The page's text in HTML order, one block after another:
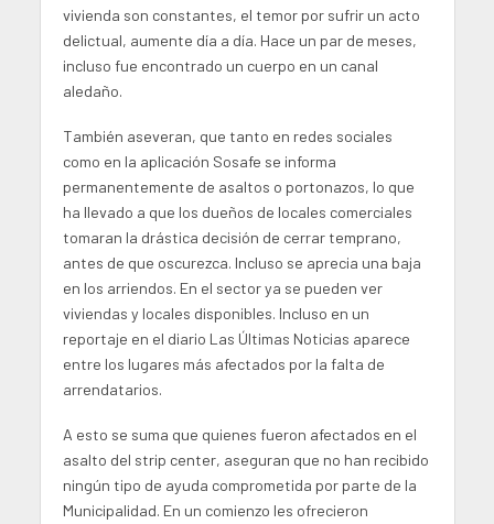
vivienda son constantes, el temor por sufrir un acto
delictual, aumente día a día. Hace un par de meses,
incluso fue encontrado un cuerpo en un canal
aledaño.
También aseveran, que tanto en redes sociales
como en la aplicación Sosafe se informa
permanentemente de asaltos o portonazos, lo que
ha llevado a que los dueños de locales comerciales
tomaran la drástica decisión de cerrar temprano,
antes de que oscurezca. Incluso se aprecia una baja
en los arriendos. En el sector ya se pueden ver
viviendas y locales disponibles. Incluso en un
reportaje en el diario Las Últimas Noticias aparece
entre los lugares más afectados por la falta de
arrendatarios.
A esto se suma que quienes fueron afectados en el
asalto del strip center, aseguran que no han recibido
ningún tipo de ayuda comprometida por parte de la
Municipalidad. En un comienzo les ofrecieron